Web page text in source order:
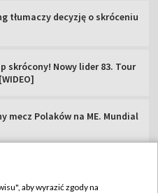
tłumaczy decyzję o skróceniu
skrócony! Nowy lider 83. Tour
mecz Polaków na ME. Mundial
aby wyrazić zgody na